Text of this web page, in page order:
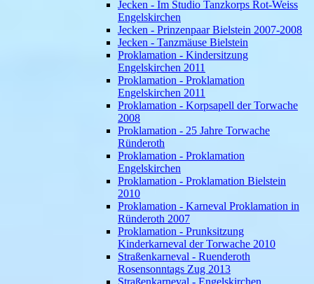
Jecken - Im Studio Tanzkorps Rot-Weiss
Engelskirchen
Jecken - Prinzenpaar Bielstein 2007-2008
Jecken - Tanzmäuse Bielstein
Proklamation - Kindersitzung
Engelskirchen 2011
Proklamation - Proklamation
Engelskirchen 2011
Proklamation - Korpsapell der Torwache
2008
Proklamation - 25 Jahre Torwache
Ründeroth
Proklamation - Proklamation
Engelskirchen
Proklamation - Proklamation Bielstein
2010
Proklamation - Karneval Proklamation in
Ründeroth 2007
Proklamation - Prunksitzung
Kinderkarneval der Torwache 2010
Straßenkarneval - Ruenderoth
Rosensonntags Zug 2013